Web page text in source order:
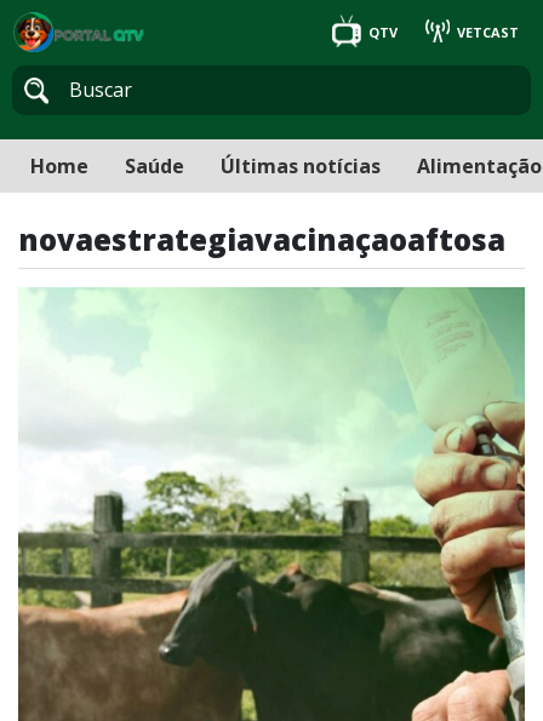
QTV VETCAST
Home Saúde Últimas notícias Alimentação
novaestrategiavacinaçaoaftosa